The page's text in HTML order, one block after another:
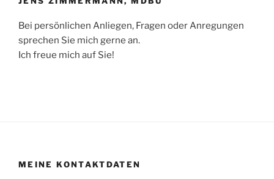
Bei persönlichen Anliegen, Fragen oder Anregungen
sprechen Sie mich gerne an.
Ich freue mich auf Sie!
MEINE KONTAKTDATEN